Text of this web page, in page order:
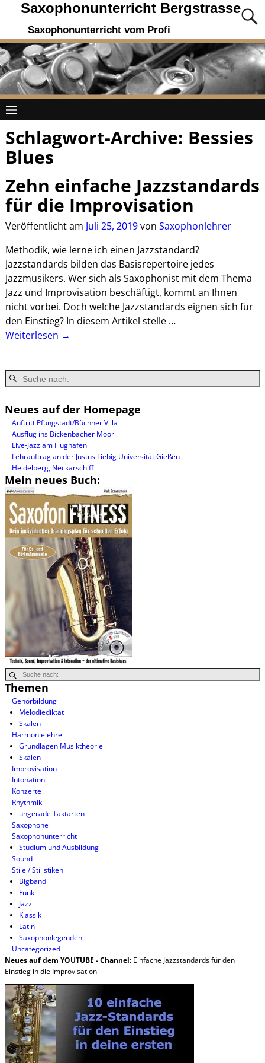
Saxophonunterricht Bergstrasse
Saxophonunterricht vom Profi
Schlagwort-Archive: Bessies
Blues
Zehn einfache Jazzstandards
für die Improvisation
Veröffentlicht am Juli 25, 2019von Saxophonlehrer
Methodik, wie lerne ich einen Jazzstandard?
Jazzstandards bilden das Basisrepertoire jedes
Jazzmusikers. Wer sich als Saxophonist mit dem Thema
Jazz und Improvisation beschäftigt, kommt an Ihnen
nicht vorbei. Doch welche Jazzstandards eignen sich für
den Einstieg? In diesem Artikel stelle …
Weiterlesen →
Neues auf der Homepage
Auftritt Pfungstadt/Büchner Villa
Ausflug ins Bickenbacher Moor
Live-Jazz am Flughafen
Lehrauftrag an der Justus Liebig Universität Gießen
Heidelberg, Neckarschiff
Mein neues Buch:
Themen
Gehörbildung
Melodiediktat
Skalen
Harmonielehre
Grundlagen Musiktheorie
Skalen
Improvisation
Intonation
Konzerte
Rhythmik
ungerade Taktarten
Saxophone
Saxophonunterricht
Studium und Ausbildung
Sound
Stile / Stilistiken
Bigband
Funk
Jazz
Klassik
Latin
Saxophonlegenden
Uncategorized
Neues auf dem YOUTUBE - Channel: Einfache Jazzstandards für den
Einstieg in die Improvisation